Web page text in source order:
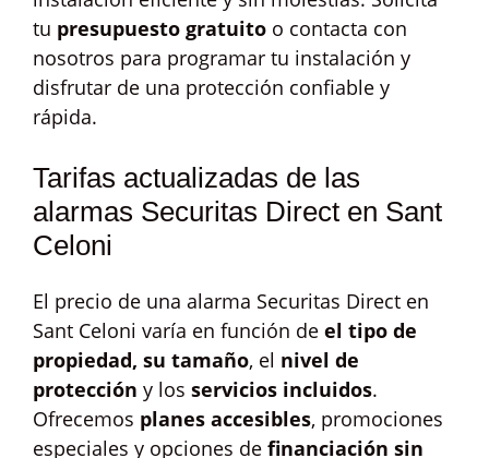
tu presupuesto gratuito o contacta con
nosotros para programar tu instalación y
disfrutar de una protección confiable y
rápida.
Tarifas actualizadas de las
alarmas Securitas Direct en Sant
Celoni
El precio de una alarma Securitas Direct en
Sant Celoni varía en función de el tipo de
propiedad, su tamaño, el nivel de
protección y los servicios incluidos.
Ofrecemos planes accesibles, promociones
especiales y opciones de financiación sin